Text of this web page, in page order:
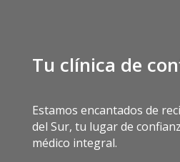
Tu clínica de
Estamos encantados de
del Sur, tu lugar de
médico integral.